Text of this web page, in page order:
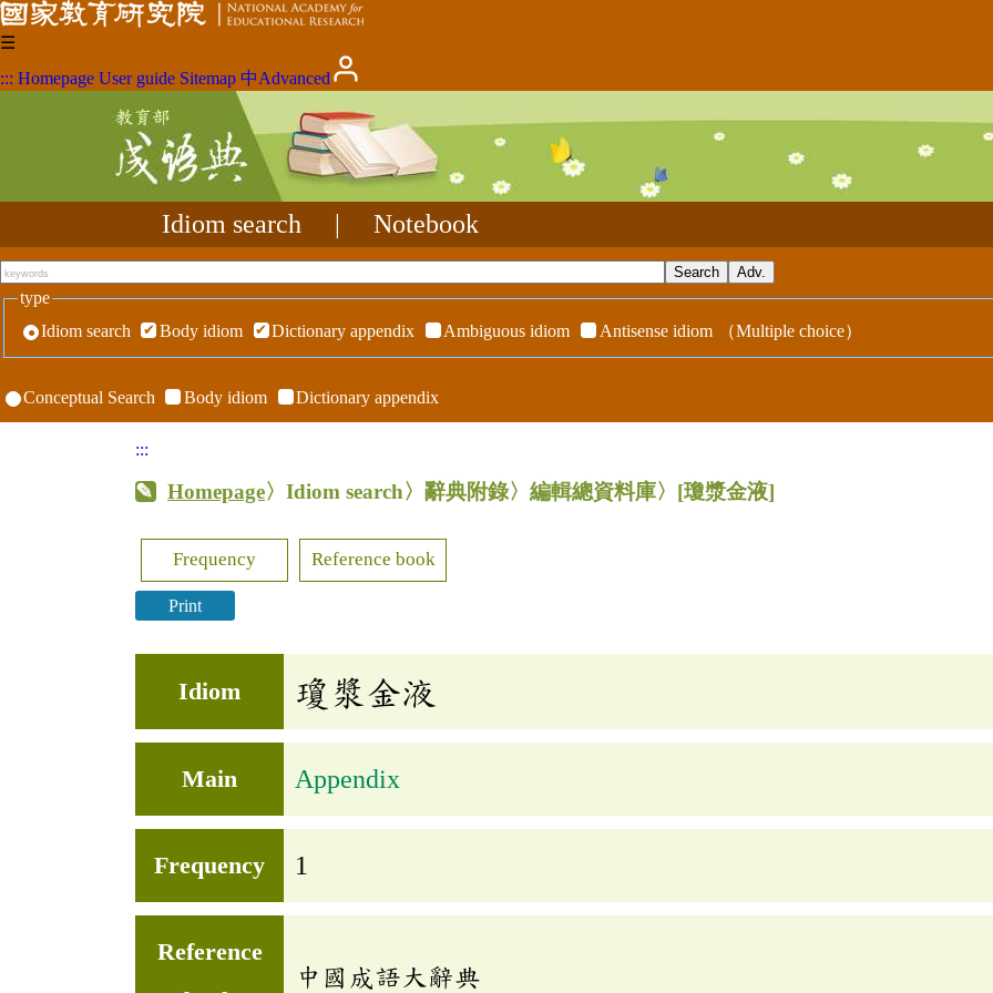
☰
::: Homepage User guide Sitemap 中Advanced
Idiom search Notebook
type
Idiom search
Body idiom Dictionary appendix Ambiguous idiom Antisense idiom （Multiple choice）
Conceptual Search Body idiom Dictionary appendix
:::
Homepage〉Idiom search〉辭典附錄〉編輯總資料庫〉 [瓊漿金液]
Frequency Reference book
Print
Idiom 瓊漿金液
Main Appendix
Frequency 1
Reference
中國成語大辭典